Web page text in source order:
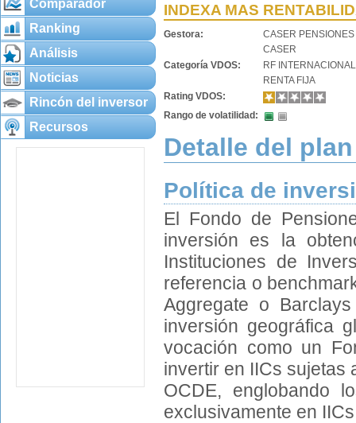
Comparador
Ranking
Análisis
Noticias
Rincón del inversor
Recursos
INDEXA MAS
Gestora:
CASER PENSIONES
CASER
Categoría VDOS:
RF
RENTA FIJA
Rating VDOS:
Rango de volatilidad:
Detalle del plan
Política de
El Fondo de
inversión es la
Instituciones de
referencia o
Aggregate o
inversión geográfica
vocación como un
invertir en IICs sujetas
OCDE, englobando
exclusivamente en